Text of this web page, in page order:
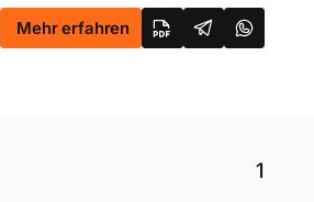
Mehr erfahren
1